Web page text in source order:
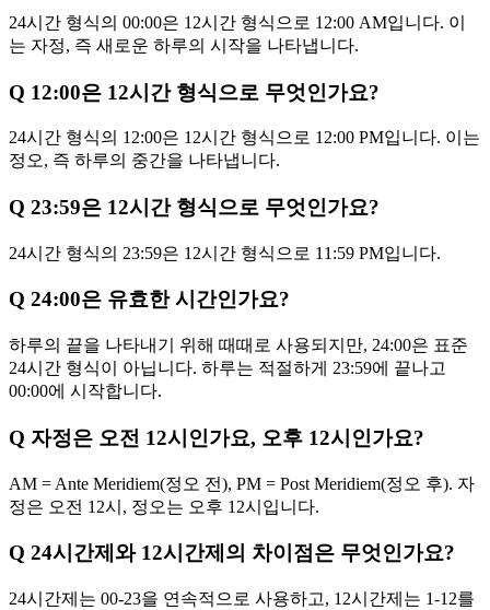
24시간 형식의 00:00은 12시간 형식으로 12:00 AM입니다. 이
는 자정, 즉 새로운 하루의 시작을 나타냅니다.
Q 12:00은 12시간 형식으로 무엇인가요?
24시간 형식의 12:00은 12시간 형식으로 12:00 PM입니다. 이는
정오, 즉 하루의 중간을 나타냅니다.
Q 23:59은 12시간 형식으로 무엇인가요?
24시간 형식의 23:59은 12시간 형식으로 11:59 PM입니다.
Q 24:00은 유효한 시간인가요?
하루의 끝을 나타내기 위해 때때로 사용되지만, 24:00은 표준
24시간 형식이 아닙니다. 하루는 적절하게 23:59에 끝나고
00:00에 시작합니다.
Q 자정은 오전 12시인가요, 오후 12시인가요?
AM = Ante Meridiem(정오 전), PM = Post Meridiem(정오 후). 자
정은 오전 12시, 정오는 오후 12시입니다.
Q 24시간제와 12시간제의 차이점은 무엇인가요?
24시간제는 00-23을 연속적으로 사용하고, 12시간제는 1-12를